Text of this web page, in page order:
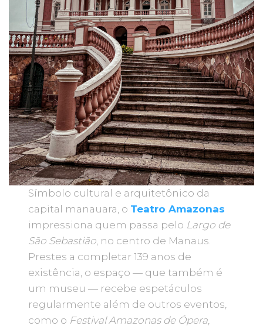
Símbolo cultural e arquitetônico da
capital manauara, o Teatro Amazonas
impressiona quem passa pelo Largo de
São Sebastião , no centro de Manaus.
Prestes a completar 139 anos de
existência, o espaço — que também é
um museu — recebe espetáculos
regularmente além de outros eventos,
como o Festival Amazonas de Ópera